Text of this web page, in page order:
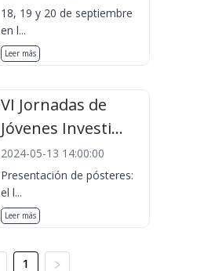
18, 19 y 20 de septiembre
en l...
Leer más
VI Jornadas de
Jóvenes Investi...
2024-05-13 14:00:00
Presentación de pósteres:
el l...
Leer más
1